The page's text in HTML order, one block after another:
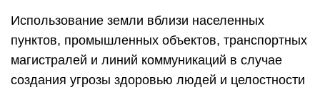
Использование земли вблизи населенных
пунктов, промышленных объектов, транспортных
магистралей и линий коммуникаций в случае
создания угрозы здоровью людей и целостности